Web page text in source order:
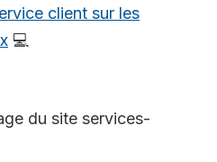
client sur les
💻
du site services-